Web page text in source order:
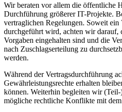
Wir beraten vor allem die öffentliche
Durchführung größerer IT-Projekte.
vertraglichen Regelungen. Soweit ein
durchgeführt wird, achten wir darauf,
Vorgaben eingehalten sind und die
nach Zuschlagserteilung zu
werden.
Während der Vertragsdurchführung
Gewährleistungsrechte erhalten
können. Weiterhin begleiten wir
mögliche rechtliche Konflikte mit dem